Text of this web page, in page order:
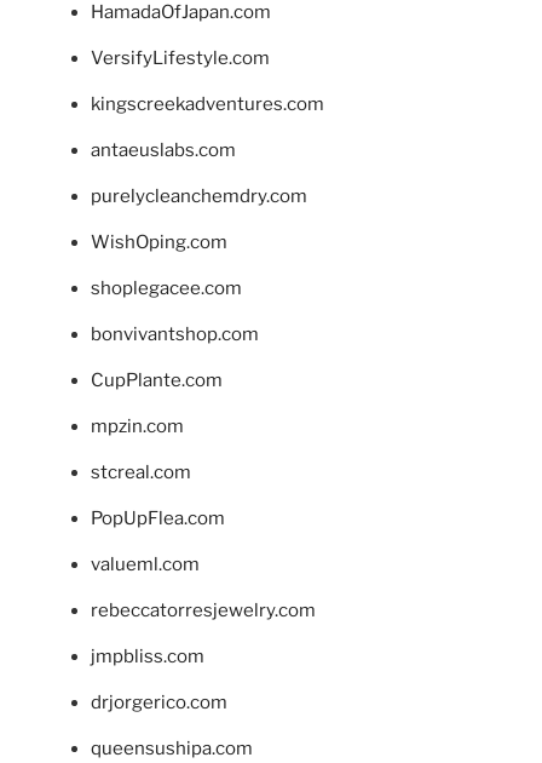
HamadaOfJapan.com
VersifyLifestyle.com
kingscreekadventures.com
antaeuslabs.com
purelycleanchemdry.com
WishOping.com
shoplegacee.com
bonvivantshop.com
CupPlante.com
mpzin.com
stcreal.com
PopUpFlea.com
valueml.com
rebeccatorresjewelry.com
jmpbliss.com
drjorgerico.com
queensushipa.com